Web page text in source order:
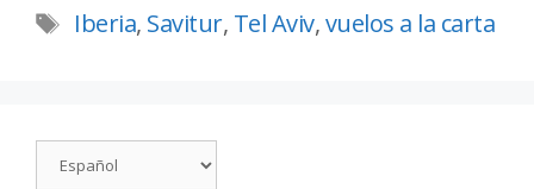
Iberia, Savitur, Tel Aviv,vuelos a la carta